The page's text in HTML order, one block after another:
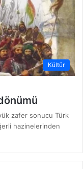
Kültür
zafer sonucu Türk
hazinelerinden